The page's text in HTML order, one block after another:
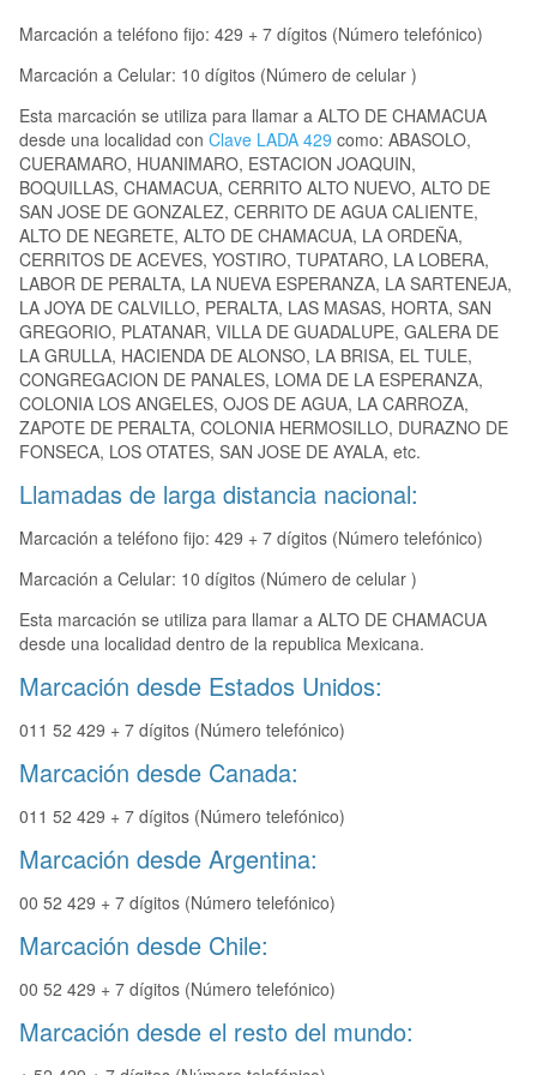
Marcación a teléfono fijo: 429 + 7 dígitos (Número telefónico)
Marcación a Celular: 10 dígitos (Número de celular )
Esta marcación se utiliza para llamar a ALTO DE CHAMACUA
desde una localidad con Clave LADA 429 como: ABASOLO,
CUERAMARO, HUANIMARO, ESTACION JOAQUIN,
BOQUILLAS, CHAMACUA, CERRITO ALTO NUEVO, ALTO DE
SAN JOSE DE GONZALEZ, CERRITO DE AGUA CALIENTE,
ALTO DE NEGRETE, ALTO DE CHAMACUA, LA ORDEÑA,
CERRITOS DE ACEVES, YOSTIRO, TUPATARO, LA LOBERA,
LABOR DE PERALTA, LA NUEVA ESPERANZA, LA SARTENEJA,
LA JOYA DE CALVILLO, PERALTA, LAS MASAS, HORTA, SAN
GREGORIO, PLATANAR, VILLA DE GUADALUPE, GALERA DE
LA GRULLA, HACIENDA DE ALONSO, LA BRISA, EL TULE,
CONGREGACION DE PANALES, LOMA DE LA ESPERANZA,
COLONIA LOS ANGELES, OJOS DE AGUA, LA CARROZA,
ZAPOTE DE PERALTA, COLONIA HERMOSILLO, DURAZNO DE
FONSECA, LOS OTATES, SAN JOSE DE AYALA, etc.
Llamadas de larga distancia nacional:
Marcación a teléfono fijo: 429 + 7 dígitos (Número telefónico)
Marcación a Celular: 10 dígitos (Número de celular )
Esta marcación se utiliza para llamar a ALTO DE CHAMACUA
desde una localidad dentro de la republica Mexicana.
Marcación desde Estados Unidos:
011 52 429 + 7 dígitos (Número telefónico)
Marcación desde Canada:
011 52 429 + 7 dígitos (Número telefónico)
Marcación desde Argentina:
00 52 429 + 7 dígitos (Número telefónico)
Marcación desde Chile:
00 52 429 + 7 dígitos (Número telefónico)
Marcación desde el resto del mundo: